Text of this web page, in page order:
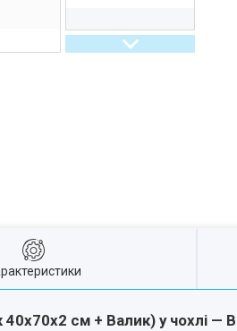
см + Валик) у чохлі —